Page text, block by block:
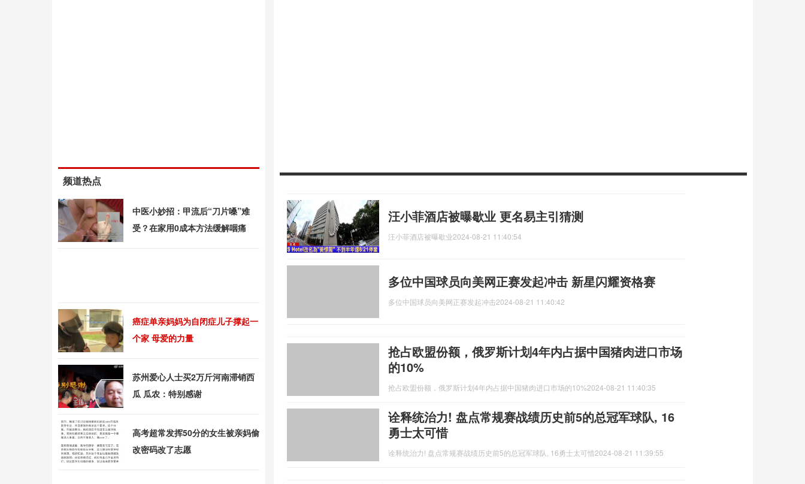
汪小菲酒店被曝歇业 更名易主引猜测
汪小菲酒店被曝歇业2024-08-21 11:40:54
多位中国球员向美网正赛发起冲击 新星闪耀资格赛
多位中国球员向美网正赛发起冲击2024-08-21 11:40:42
抢占欧盟份额，俄罗斯计划4年内占据中国猪肉进口市场
的10%
抢占欧盟份额，俄罗斯计划4年内占据中国猪肉进口市场的10%2024-08-21 11:40:35
诠释统治力! 盘点常规赛战绩历史前5的总冠军球队, 16
勇士太可惜
诠释统治力! 盘点常规赛战绩历史前5的总冠军球队, 16勇士太可惜2024-08-21 11:39:55
频道热点
中医小妙招：甲流后“刀片嗓”难
受？在家用0成本方法缓解咽痛
癌症单亲妈妈为自闭症儿子撑起一
个家 母爱的力量
苏州爱心人士买2万斤河南滞销西
瓜 瓜农：特别感谢
高考超常发挥50分的女生被亲妈偷
改密码改了志愿